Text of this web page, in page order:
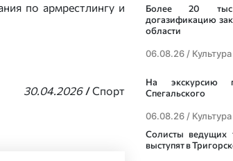
по армрестлингу и
30.04.2026 /Спорт
Более 20
догазификацию
области
06.08.26 / Культура
На экскурсию
Спегальского
06.08.26 / Культура
Солисты ведущих
выступят в